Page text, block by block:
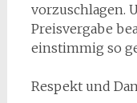
vorzuschlagen.
Preisvergabe
einstimmig so
Respekt und